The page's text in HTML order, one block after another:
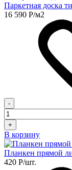
Паркетная доска
16 590 Р/м2
-
+
В корзину
Планкен прямой
420 Р/шт.